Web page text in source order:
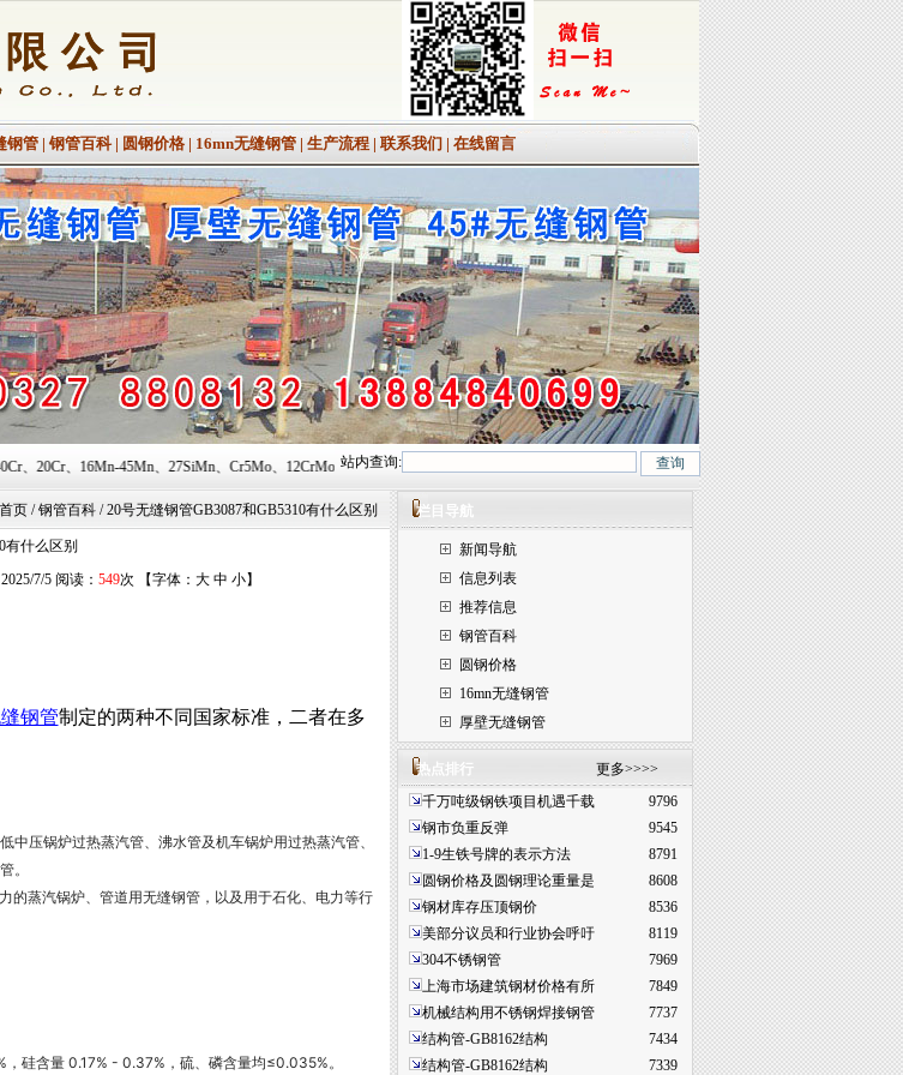
钢管| 钢管百科| 圆钢价格| 16mn无缝钢管| 生产流程| 联系我们 | 在线留言
、16Mn-45Mn、27SiMn、Cr5Mo、12CrMo(T12)、12Cr1MoV、12Cr1MoVG、10CrMo910、 15CrMo、35CrMo、40CrMo.咨询热线:0635-
站内查询:
首页 / 钢管百科 / 20号无缝钢管GB3087和GB5310有什么区别
有什么区别
7/5 阅读： 549次 【字体： 大 中 小】
钢管制定的两种不同国家标准，二者在多
压锅炉过热蒸汽管、沸水管及机车锅炉用过热蒸汽管、
。
的蒸汽锅炉、管道用无缝钢管，以及用于石化、电力等行
硅含量 0.17% - 0.37%，硫、磷含量均≤0.035%。
栏目导航
新闻导航
信息列表
推荐信息
钢管百科
圆钢价格
16mn无缝钢管
厚壁无缝钢管
热点排行
更多>>>>
千万吨级钢铁项目机遇千载
9796
钢市负重反弹
9545
1-9生铁号牌的表示方法
8791
圆钢价格及圆钢理论重量是
8608
钢材库存压顶钢价
8536
美部分议员和行业协会呼吁
8119
304不锈钢管
7969
上海市场建筑钢材价格有所
7849
机械结构用不锈钢焊接钢管
7737
结构管-GB8162结构
7434
结构管-GB8162结构
7339